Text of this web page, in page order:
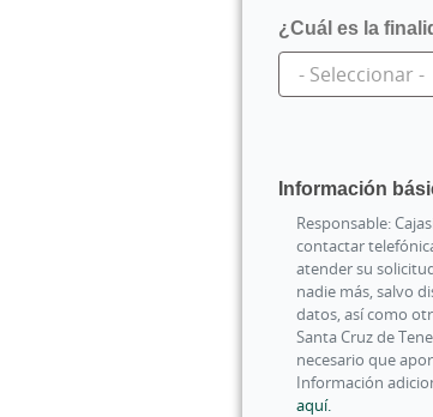
¿Cuál es la
Información
Responsable:
contactar
atender su
nadie más, salvo
datos, así como
Santa Cruz de
necesario que
Información
aquí.